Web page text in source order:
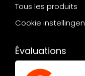
Tous les produits
Cookie instellingen
Évaluations